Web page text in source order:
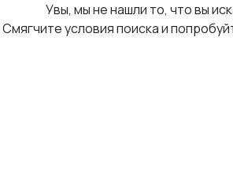
Увы, мы не нашли то, что вы
Смягчите условия поиска и